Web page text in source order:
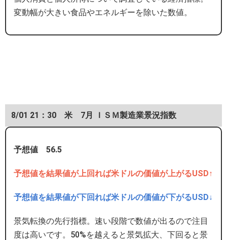
変動幅が大きい食品やエネルギーを除いた数値。
8/01 21：30 米 7月 ＩＳＭ製造業景況指数
予想値 56.5
予想値を結果値が上回れば米ドルの価値が上がるUSD↑
予想値を結果値が下回れば米ドルの価値が下がるUSD↓
景気転換の先行指標。速い段階で数値が出るので注目
度は高いです。50%を越えると景気拡大、下回ると景